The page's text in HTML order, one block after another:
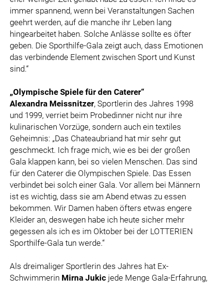
immer spannend, wenn bei Veranstaltungen Sachen
geehrt werden, auf die manche ihr Leben lang
hingearbeitet haben. Solche Anlässe sollte es öfter
geben. Die Sporthilfe-Gala zeigt auch, dass Emotionen
das verbindende Element zwischen Sport und Kunst
sind.“
„Olympische Spiele für den Caterer“
Alexandra Meissnitzer, Sportlerin des Jahres 1998
und 1999, verriet beim Probedinner nicht nur ihre
kulinarischen Vorzüge, sondern auch ein textiles
Geheimnis: „Das Chateaubriand hat mir sehr gut
geschmeckt. Ich frage mich, wie es bei der großen
Gala klappen kann, bei so vielen Menschen. Das sind
für den Caterer die Olympischen Spiele. Das Essen
verbindet bei solch einer Gala. Vor allem bei Männern
ist es wichtig, dass sie am Abend etwas zu essen
bekommen. Wir Damen haben öfters etwas engere
Kleider an, deswegen habe ich heute sicher mehr
gegessen als ich es im Oktober bei der LOTTERIEN
Sporthilfe-Gala tun werde.“
Als dreimaliger Sportlerin des Jahres hat Ex-
Schwimmerin Mirna Jukic jede Menge Gala-Erfahrung,